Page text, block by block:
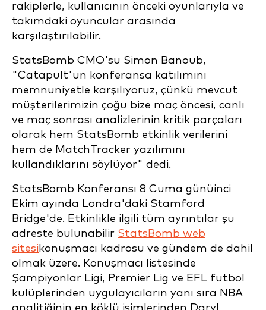
rakiplerle, kullanıcının önceki oyunlarıyla ve
takımdaki oyuncular arasında
karşılaştırılabilir.
StatsBomb CMO'su Simon Banoub,
"Catapult'un konferansa katılımını
memnuniyetle karşılıyoruz, çünkü mevcut
müşterilerimizin çoğu bize maç öncesi, canlı
ve maç sonrası analizlerinin kritik parçaları
olarak hem StatsBomb etkinlik verilerini
hem de MatchTracker yazılımını
kullandıklarını söylüyor" dedi.
StatsBomb Konferansı 8 Cuma günüinci
Ekim ayında Londra'daki Stamford
Bridge'de. Etkinlikle ilgili tüm ayrıntılar şu
adreste bulunabilir StatsBomb web
sitesi konuşmacı kadrosu ve gündem de dahil
olmak üzere. Konuşmacı listesinde
Şampiyonlar Ligi, Premier Lig ve EFL futbol
kulüplerinden uygulayıcıların yanı sıra NBA